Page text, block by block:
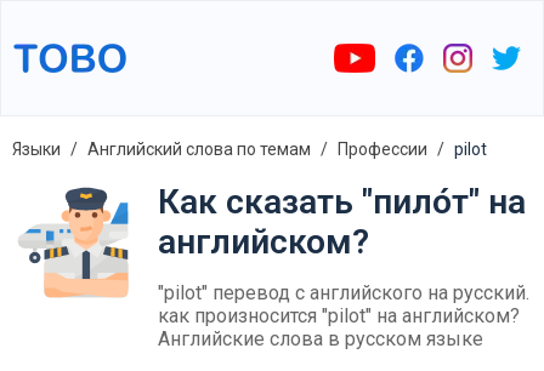
Языки Английский слова по темам Профессии pilot
Как сказать "пило́т" на
английском?
"pilot" перевод с английского на русский.
как произносится "pilot" на английском?
Английские слова в русском языке